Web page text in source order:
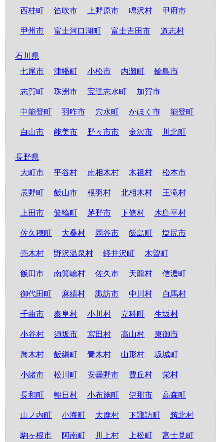
西桂町 笛吹市 上野原市 鳴沢村 甲府市
甲州市 富士河口湖町 富士吉田市 道志村
石川県
七尾市
津幡町 小松市 内灘町 輪島市
志賀町 珠洲市 宝達志水町 加賀市
中能登町 羽咋市 穴水町 かほく市 能登町
白山市 能美市 野々市市 金沢市 川北町
長野県
大町市
平谷村 南相木村 木祖村 松本市
辰野町 飯山市 根羽村 北相木村 王滝村
上田市 箕輪町 茅野市 下條村 木島平村
佐久穂町 大桑村 岡谷市 飯島町 塩尻市
売木村 野沢温泉村 軽井沢町 木曽町
飯田市 南箕輪村 佐久市 天龍村 信濃町
御代田町 麻績村 諏訪市 中川村 白馬村
千曲市 泰阜村 小川村 立科町 生坂村
小谷村 須坂市 宮田村 高山村 東御市
喬木村 飯綱町 青木村 山形村 坂城町
小諸市 松川町 安曇野市 豊丘村 栄村
長和町 朝日村 小布施町 伊那市 高森町
山ノ内町 小海町 大鹿村 下諏訪町 筑北村
駒ヶ根市 阿南町 川上村 上松町 富士見町